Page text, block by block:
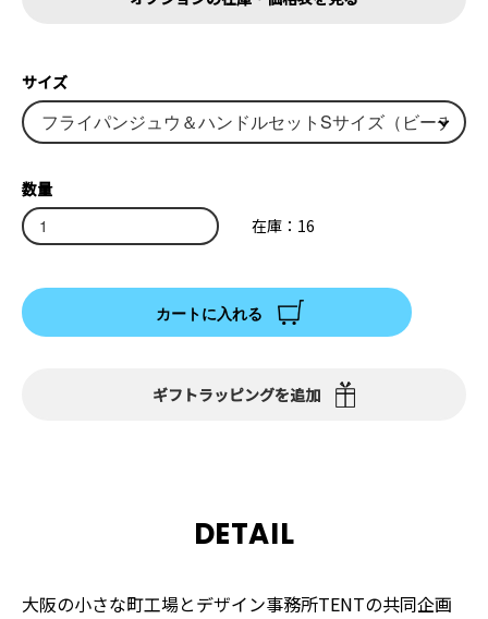
サイズ
数量
在庫：16
カートに入れる
ギフトラッピングを追加
DETAIL
大阪の小さな町工場とデザイン事務所TENTの共同企画